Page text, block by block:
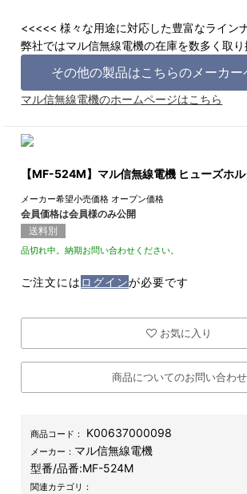
<<<<< 様々な用途に対応した豊富なライン
弊社ではマル信無線電機の在庫を数多く取
その他の製品はこちらのメーカー
マル信無線電機のホームページはこちら
【MF-524M】マル信無線電機 ヒューズホ
メーカー希望小売価格 オープン価格
会員価格は会員様のみ公開
送料別
品切れ中。納期お問い合わせください。
ご注文には ログインが必要です
お気に入り
商品についてのお問い合わせ
商品コード： K00637000098
メーカー： マル信無線電機
型番/品番:MF-524M
関連カテゴリ：